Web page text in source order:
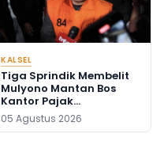
KALSEL
Tiga Sprindik Membelit
Mulyono Mantan Bos
Kantor Pajak
Banjarmasin
05 Agustus 2026